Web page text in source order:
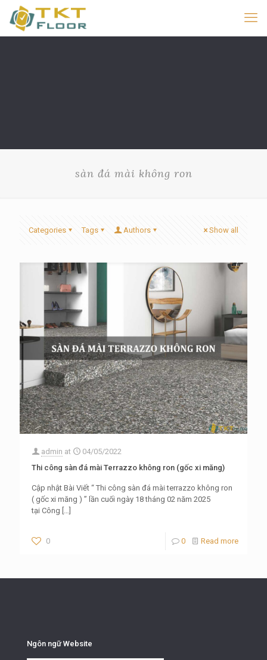
sàn đá mài không ron
Categories Tags Authors Show all
admin at
04/05/2022
Thi công sàn đá mài Terrazzo không ron (gốc xi măng)
Cập nhật Bài Viết “ Thi công sàn đá mài terrazzo không ron
( gốc xi măng ) ” lần cuối ngày 18 tháng 02 năm 2025
tại Công […]
0 0 Read more
Ngôn ngữ Website